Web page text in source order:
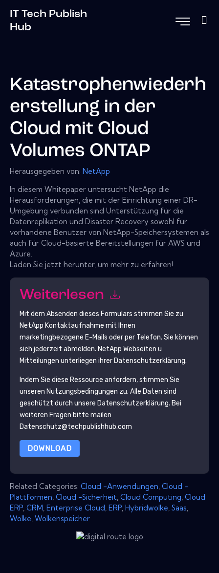
IT Tech Publish
Hub
Katastrophenwiederh
erstellung in der
Cloud mit Cloud
Volumes ONTAP
Herausgegeben von: NetApp
In diesem Whitepaper untersucht NetApp die
Herausforderungen, die mit der Einrichtung einer DR-
Umgebung verbunden sind Unterstützung für die
Datenreplikation und Disaster Recovery sowohl für
vorhandene Benutzer von NetApp-Speichersystemen als
auch für Cloud-basierte Bereitstellungen für AWS und
Azure.
Laden Sie jetzt herunter, um mehr zu erfahren!
Weiterlesen
Mit dem Absenden dieses Formulars stimmen Sie zu
NetApp Kontaktaufnahme mit Ihnen
marketingbezogene E-Mails oder per Telefon. Sie können
sich jederzeit abmelden. NetApp Webseiten u
Mitteilungen unterliegen ihrer Datenschutzerklärung.
Indem Sie diese Ressource anfordern, stimmen Sie
unseren Nutzungsbedingungen zu. Alle Daten sind
geschützt durch unsere Datenschutzerklärung. Bei
weiteren Fragen bitte mailen
Datenschutz@techpublishhub.com
DOWNLOAD
Related Categories: Cloud -Anwendungen Cloud -
Plattformen Cloud -Sicherheit Cloud Computing Cloud
ERP CRM Enterprise Cloud ERP Hybridwolke Saas
Wolke Wolkenspeicher